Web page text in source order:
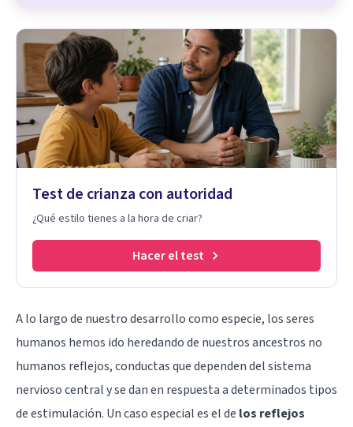
Test de crianza con autoridad
¿Qué estilo tienes a la hora de criar?
Hacer el test
A lo largo de nuestro desarrollo como especie, los seres
humanos hemos ido heredando de nuestros ancestros no
humanos reflejos, conductas que dependen del sistema
nervioso central y se dan en respuesta a determinados tipos
de estimulación. Un caso especial es el de los reflejos